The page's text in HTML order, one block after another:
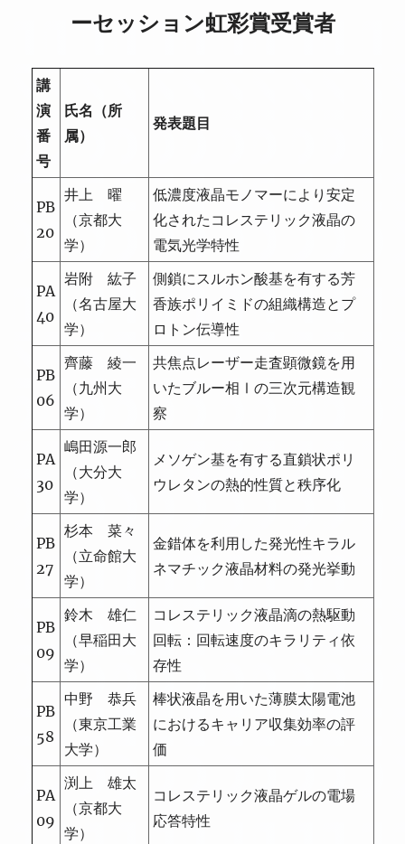
ーセッション虹彩賞受賞者
講
演
番
号
氏名（所
属）
発表題目
PB
20
井上 曜
（京都大
学）
低濃度液晶モノマーにより安定
化されたコレステリック液晶の
電気光学特性
PA
40
岩附 紘子
（名古屋大
学）
側鎖にスルホン酸基を有する芳
香族ポリイミドの組織構造とプ
ロトン伝導性
PB
06
齊藤 綾一
（九州大
学）
共焦点レーザー走査顕微鏡を用
いたブルー相Ⅰの三次元構造観
察
PA
30
嶋田源一郎
（大分大
学）
メソゲン基を有する直鎖状ポリ
ウレタンの熱的性質と秩序化
PB
27
杉本 菜々
（立命館大
学）
金錯体を利用した発光性キラル
ネマチック液晶材料の発光挙動
PB
09
鈴木 雄仁
（早稲田大
学）
コレステリック液晶滴の熱駆動
回転：回転速度のキラリティ依
存性
PB
58
中野 恭兵
（東京工業
大学）
棒状液晶を用いた薄膜太陽電池
におけるキャリア収集効率の評
価
PA
09
渕上 雄太
（京都大
学）
コレステリック液晶ゲルの電場
応答特性